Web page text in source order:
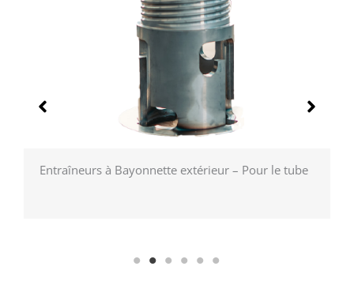
Entraîneurs à Bayonnette extérieur – Pour le tube